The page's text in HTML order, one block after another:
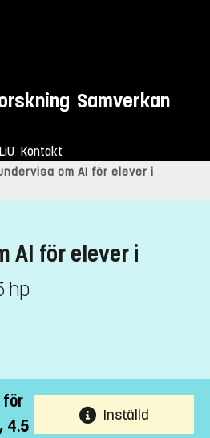
Samverkan
Kontakt
om AI för elever i
AI för elever i
hp
för
4.5
Inställd